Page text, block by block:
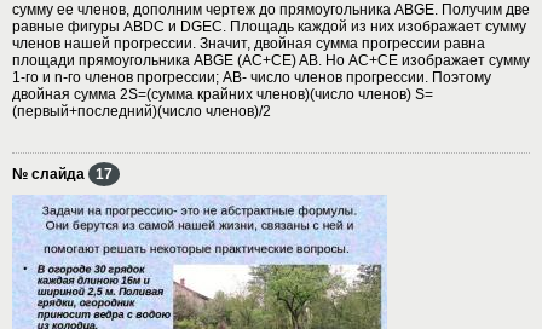
сумму ее членов, дополним чертеж до прямоугольника ABGE. Получим две
равные фигуры ABDC и DGEC. Площадь каждой из них изображает сумму
членов нашей прогрессии. Значит, двойная сумма прогрессии равна
площади прямоугольника ABGE (AC+CE) AB. Но AC+CE изображает сумму
1-го и n-го членов прогрессии; AB- число членов прогрессии. Поэтому
двойная сумма 2S=(сумма крайних членов)(число членов) S=
(первый+последний)(число членов)/2
№ слайда 17